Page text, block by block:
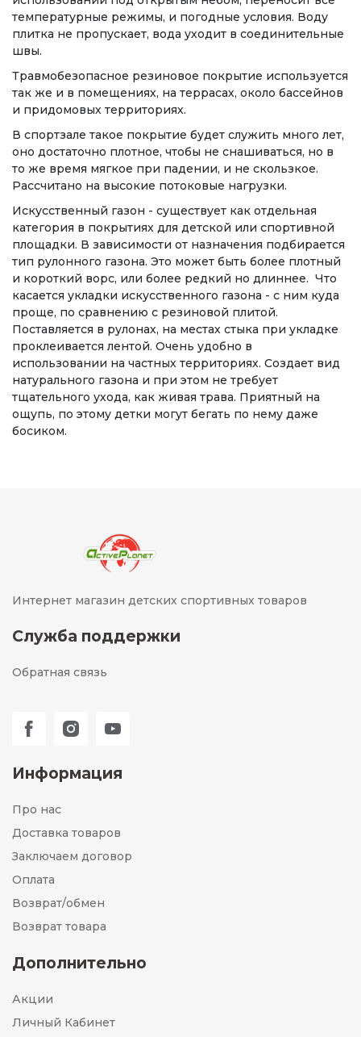
температурные режимы, и погодные условия. Воду
плитка не пропускает, вода уходит в соединительные
швы.
Травмобезопасное резиновое покрытие используется
так же и в помещениях, на террасах, около бассейнов
и придомовых территориях.
В спортзале такое покрытие будет служить много лет,
оно достаточно плотное, чтобы не снашиваться, но в
то же время мягкое при падении, и не скользкое.
Рассчитано на высокие потоковые нагрузки.
Искусственный газон - существует как отдельная
категория в покрытиях для детской или спортивной
площадки. В зависимости от назначения подбирается
тип рулонного газона. Это может быть более плотный
и короткий ворс, или более редкий но длиннее. Что
касается укладки искусственного газона - с ним куда
проще, по сравнению с резиновой плитой.
Поставляется в рулонах, на местах стыка при укладке
проклеивается лентой. Очень удобно в
использовании на частных территориях. Создает вид
натурального газона и при этом не требует
тщательного ухода, как живая трава. Приятный на
ощупь, по этому детки могут бегать по нему даже
босиком.
Интернет магазин детских спортивных товаров
Служба поддержки
Обратная связь
Информация
Про нас
Доставка товаров
Заключаем договор
Оплата
Возврат/обмен
Возврат товара
Дополнительно
Акции
Личный Кабинет